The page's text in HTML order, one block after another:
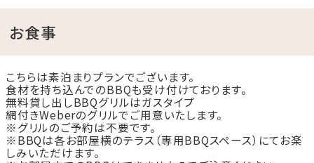
①沖縄本島から橋で行ける手軽な離島リゾート
瀬底島は沖縄本土から車でアクセス可能なため、離島
でありながら手軽に訪れることができます。
那覇空港からは、お車で約1時間50分ほどの距離に位
置します。
②沖縄最大級のグランピング施設
お食事
こちらは素泊まりプランでございます。
食材を持ち込んでのBBQも受け付けております。
無料貸し出しBBQグリルはガスタイプ
網付きWeberのグリルでご用意いたします。
※グリルのご予約は不要です。
※BBQは各お部屋横のテラス（専用BBQスペース）にてお楽
しみいただけます。